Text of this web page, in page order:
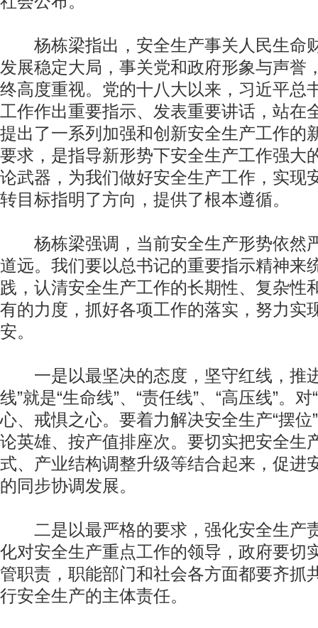
杨栋梁指出，安全生产事关人民生命
发展稳定大局，事关党和政府形象与声誉
终高度重视。党的十八大以来，习近平总
工作作出重要指示、发表重要讲话，站在
提出了一系列加强和创新安全生产工作的
要求，是指导新形势下安全生产工作强大
论武器，为我们做好安全生产工作，实现
转目标指明了方向，提供了根本遵循。
杨栋梁强调，当前安全生产形势依然
道远。我们要以总书记的重要指示精神来
践，认清安全生产工作的长期性、复杂性
有的力度，抓好各项工作的落实，努力实
安。
一是以最坚决的态度，坚守红线，推
线”就是“生命线”、“责任线”、“高压线”。
心、戒惧之心。要着力解决安全生产“摆位
论英雄、按产值排座次。要切实把安全生
式、产业结构调整升级等结合起来，促进
的同步协调发展。
二是以最严格的要求，强化安全生产
化对安全生产重点工作的领导，政府要切
管职责，职能部门和社会各方面都要齐抓
行安全生产的主体责任。